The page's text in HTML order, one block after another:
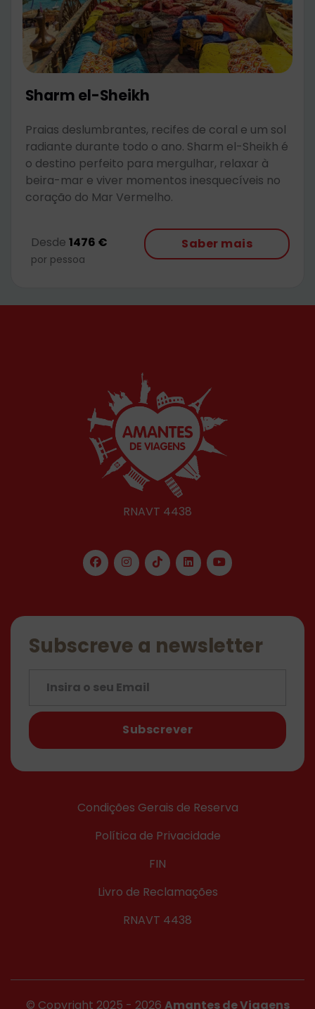
Sharm el-Sheikh
Praias deslumbrantes, recifes de coral e um sol
radiante durante todo o ano. Sharm el-Sheikh é
o destino perfeito para mergulhar, relaxar à
beira-mar e viver momentos inesquecíveis no
coração do Mar Vermelho.
Desde 1476 €
por pessoa
Saber mais
RNAVT 4438
Subscreve a newsletter
Subscrever
Condições Gerais de Reserva
Política de Privacidade
FIN
Livro de Reclamações
RNAVT 4438
© Copyright 2025 - 2026 Amantes de Viagens